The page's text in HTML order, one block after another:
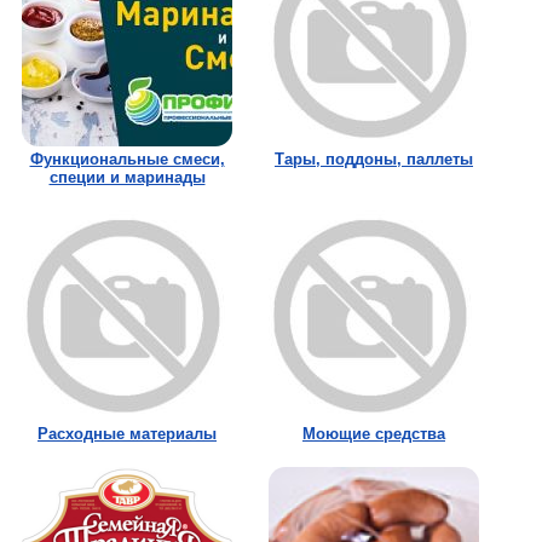
Функциональные смеси,
специи и маринады
Тары, поддоны, паллеты
Расходные материалы Моющие средства